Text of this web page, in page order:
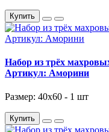
Купить
Набор из трёх
Артикул: Аморини
Размер: 40х60 - 1
Купить